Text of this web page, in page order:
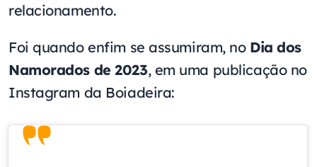
relacionamento.
Foi quando enfim se assumiram, noDia dos
Namorados de 2023, em uma publicação no
Instagram da Boiadeira: